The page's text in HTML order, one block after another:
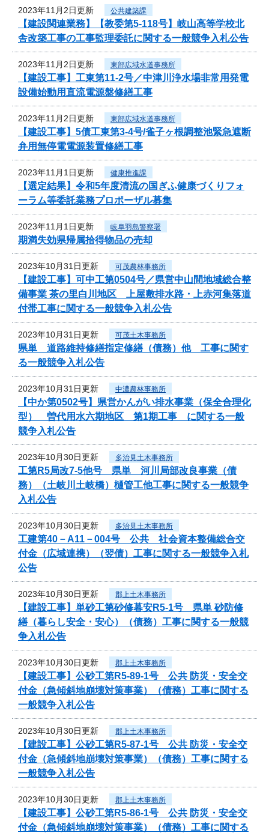
2023年11月2日更新 公共建築課
【建設関連業務】【教委第5-118号】岐山高等学校北
舎改築工事の工事監理委託に関する一般競争入札公告
2023年11月2日更新 東部広域水道事務所
【建設工事】工東第11-2号／中津川浄水場非常用発電
設備始動用直流電源盤修繕工事
2023年11月2日更新 東部広域水道事務所
【建設工事】5債工東第3-4号/雀子ヶ根調整池緊急遮断
弁用無停電電源装置修繕工事
2023年11月1日更新 健康推進課
【選定結果】令和5年度清流の国ぎふ健康づくりフォ
ーラム等委託業務プロポーザル募集
2023年11月1日更新 岐阜羽島警察署
期満失効県帰属拾得物品の売却
2023年10月31日更新 可茂農林事務所
【建設工事】可中工第0504号／県営中山間地域総合整
備事業 茶の里白川地区 上屋敷排水路・上赤河集落道
付帯工事に関する一般競争入札公告
2023年10月31日更新 可茂土木事務所
県単 道路維持修繕指定修繕（債務）他 工事に関す
る一般競争入札公告
2023年10月31日更新 中濃農林事務所
【中か第0502号】県営かんがい排水事業（保全合理化
型） 曽代用水六期地区 第1期工事 に関する一般
競争入札公告
2023年10月30日更新 多治見土木事務所
工第R5局改7-5他号 県単 河川局部改良事業（債
務）（土岐川土岐橋）樋管工他工事に関する一般競争
入札公告
2023年10月30日更新 多治見土木事務所
工建第40－A11－004号 公共 社会資本整備総合交
付金（広域連携）（翌債）工事に関する一般競争入札
公告
2023年10月30日更新 郡上土木事務所
【建設工事】単砂工第砂修暮安R5-1号 県単 砂防修
繕（暮らし安全・安心）（債務）工事に関する一般競
争入札公告
2023年10月30日更新 郡上土木事務所
【建設工事】公砂工第R5-89-1号 公共 防災・安全交
付金（急傾斜地崩壊対策事業）（債務）工事に関する
一般競争入札公告
2023年10月30日更新 郡上土木事務所
【建設工事】公砂工第R5-87-1号 公共 防災・安全交
付金（急傾斜地崩壊対策事業）（債務）工事に関する
一般競争入札公告
2023年10月30日更新 郡上土木事務所
【建設工事】公砂工第R5-86-1号 公共 防災・安全交
付金（急傾斜地崩壊対策事業）（債務）工事に関する